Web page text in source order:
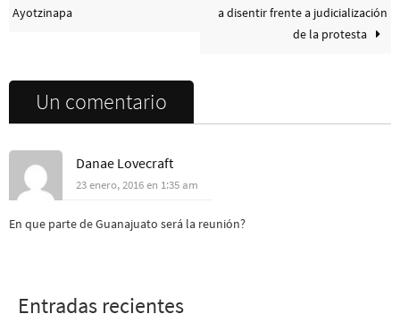
Ayotzinapa
a disentir frente a judicialización
de la protesta
Un comentario
Danae Lovecraft
23 enero, 2016 en 1:35 am
En que parte de Guanajuato será la reunión?
Entradas recientes